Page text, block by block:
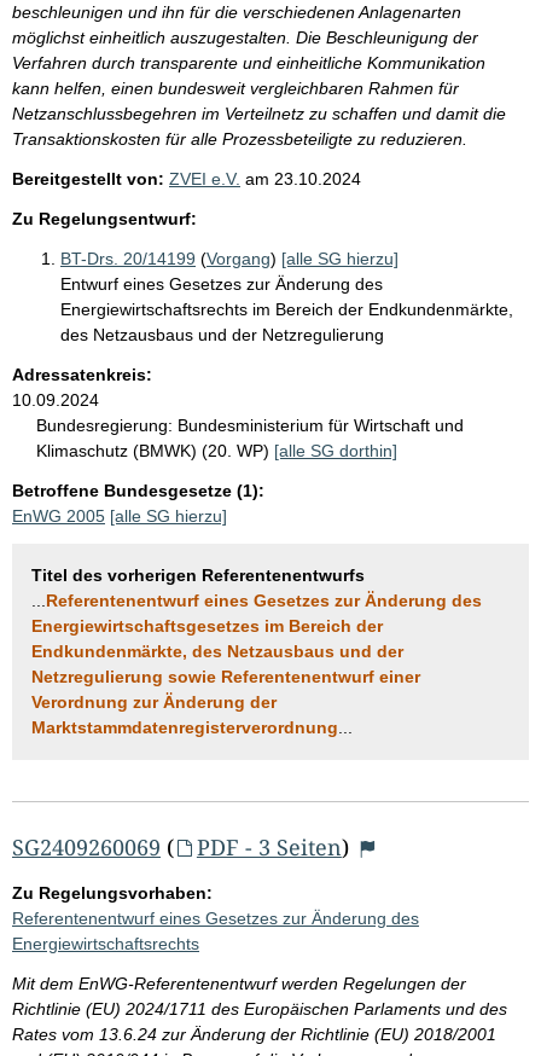
beschleunigen und ihn für die verschiedenen Anlagenarten
möglichst einheitlich auszugestalten. Die Beschleunigung der
Verfahren durch transparente und einheitliche Kommunikation
kann helfen, einen bundesweit vergleichbaren Rahmen für
Netzanschlussbegehren im Verteilnetz zu schaffen und damit die
Transaktionskosten für alle Prozessbeteiligte zu reduzieren.
Bereitgestellt von: ZVEI e.V. am 23.10.2024
Zu Regelungsentwurf:
BT-Drs. 20/14199 (Vorgang) [alle SG hierzu]
Entwurf eines Gesetzes zur Änderung des
Energiewirtschaftsrechts im Bereich der Endkundenmärkte,
des Netzausbaus und der Netzregulierung
Adressatenkreis:
10.09.2024
Bundesregierung: Bundesministerium für Wirtschaft und
Klimaschutz (BMWK) (20. WP) [alle SG dorthin]
Betroffene Bundesgesetze (1):
EnWG 2005 [alle SG hierzu]
Titel des vorherigen Referentenentwurfs
Referentenentwurf eines Gesetzes zur Änderung des
Energiewirtschaftsgesetzes im Bereich der
Endkundenmärkte, des Netzausbaus und der
Netzregulierung sowie Referentenentwurf einer
Verordnung zur Änderung der
Marktstammdatenregisterverordnung
SG2409260069 ( PDF - 3 Seiten)
Zu Regelungsvorhaben:
Referentenentwurf eines Gesetzes zur Änderung des
Energiewirtschaftsrechts
Mit dem EnWG-Referentenentwurf werden Regelungen der
Richtlinie (EU) 2024/1711 des Europäischen Parlaments und des
Rates vom 13.6.24 zur Änderung der Richtlinie (EU) 2018/2001